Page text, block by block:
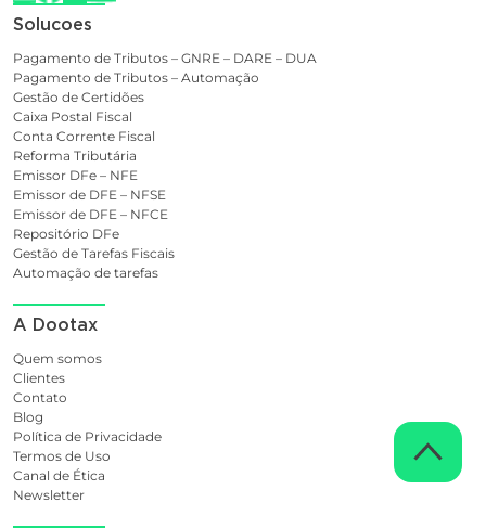
Solucoes
Pagamento de Tributos – GNRE – DARE – DUA
Pagamento de Tributos – Automação
Gestão de Certidões
Caixa Postal Fiscal
Conta Corrente Fiscal
Reforma Tributária
Emissor DFe – NFE
Emissor de DFE – NFSE
Emissor de DFE – NFCE
Repositório DFe
Gestão de Tarefas Fiscais
Automação de tarefas
A Dootax
Quem somos
Clientes
Contato
Blog
Política de Privacidade
Termos de Uso
Canal de Ética
Newsletter